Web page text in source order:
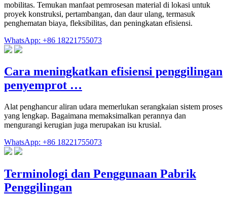
mobilitas. Temukan manfaat pemrosesan material di lokasi untuk
proyek konstruksi, pertambangan, dan daur ulang, termasuk
penghematan biaya, fleksibilitas, dan peningkatan efisiensi.
WhatsApp: +86 18221755073
Cara meningkatkan efisiensi penggilingan
penyemprot …
Alat penghancur aliran udara memerlukan serangkaian sistem proses
yang lengkap. Bagaimana memaksimalkan perannya dan
mengurangi kerugian juga merupakan isu krusial.
WhatsApp: +86 18221755073
Terminologi dan Penggunaan Pabrik
Penggilingan